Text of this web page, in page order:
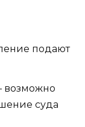
подают
возможно
суда